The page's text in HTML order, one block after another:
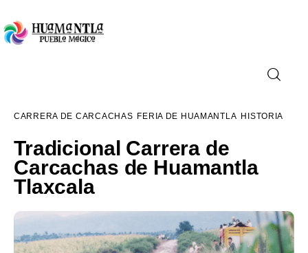
Conoce
CARRERA DE CARCACHAS FERIA DE HUAMANTLA HISTORIA
Tradicional Carrera de
Carcachas de Huamantla
Tlaxcala